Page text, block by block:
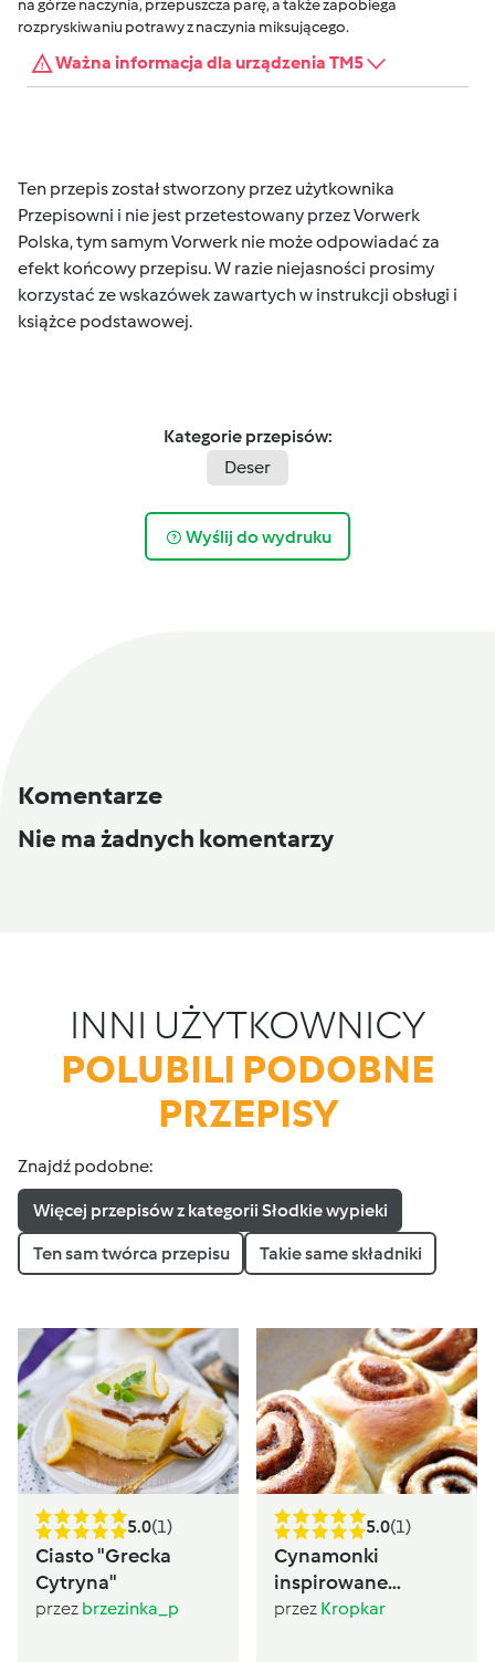
na górze naczynia, przepuszcza parę, a także zapobiega
rozpryskiwaniu potrawy z naczynia miksującego.
Ważna informacja dla urządzenia TM5
Ten przepis został stworzony przez użytkownika
Przepisowni i nie jest przetestowany przez Vorwerk
Polska, tym samym Vorwerk nie może odpowiadać za
efekt końcowy przepisu. W razie niejasności prosimy
korzystać ze wskazówek zawartych w instrukcji obsługi i
książce podstawowej.
Kategorie przepisów:
Deser
Wyślij do wydruku
Komentarze
Nie ma żadnych komentarzy
INNI UŻYTKOWNICY
POLUBILI PODOBNE
PRZEPISY
Znajdź podobne:
Więcej przepisów z kategorii Słodkie wypieki
Ten sam twórca przepisu Takie same składniki
5.0(1)
Ciasto "Grecka
Cytryna"
przez brzezinka_p
5.0(1)
Cynamonki
inspirowane
Sugarlady
przez Kropkar